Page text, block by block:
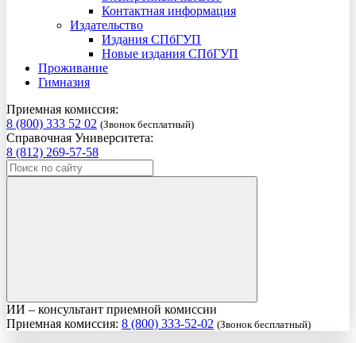
Контактная информация
Издательство
Издания СПбГУП
Новые издания СПбГУП
Проживание
Гимназия
Приемная комиссия:
8 (800) 333 52 02 (Звонок бесплатный)
Справочная Университета:
8 (812) 269-57-58
ИИ – консультант приемной комиссии
Приемная комиссия: 8 (800) 333-52-02 (Звонок бесплатный)